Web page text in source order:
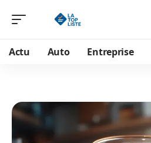
Actu Auto Entreprise